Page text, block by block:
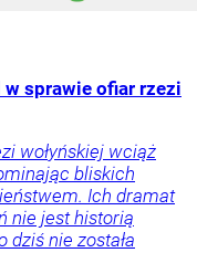
w sprawie ofiar rzezi
wołyńskiej wciąż
bliskich
Ich dramat
nie jest historią
dziś nie została